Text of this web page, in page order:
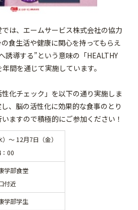
は、エームサービス株式会社の協力
食生活や健康に関心を持ってもらえ
誘導する”という意味の「HEALTHY
間を通じて実施しています。
化チェック」を以下の通り実施しま
、脳の活性化に効果的な食事のとり
ますので積極的にご参加ください！
～ 12月7日（金）
00
学部食堂
付近
学部学生